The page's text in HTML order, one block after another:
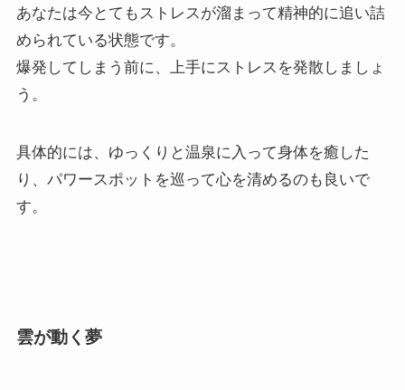
あなたは今とてもストレスが溜まって精神的に追い詰
められている状態です。
爆発してしまう前に、上手にストレスを発散しましょ
う。
具体的には、ゆっくりと温泉に入って身体を癒した
り、パワースポットを巡って心を清めるのも良いで
す。
雲が動く夢